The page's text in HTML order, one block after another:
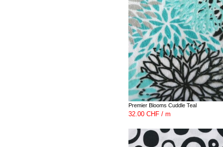
Premier Blooms Cuddle Teal
32.00 CHF / m